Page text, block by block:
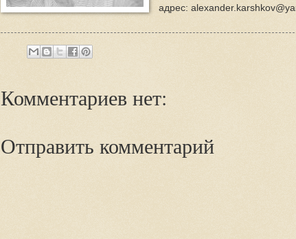
адрес:
Комментариев нет:
Отправить комментарий